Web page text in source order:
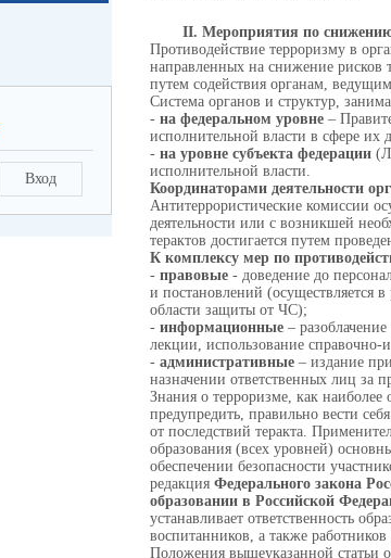
II. Мероприятия по
Противодействие терроризму в
направленных на снижение рисков
путем содействия органам,
Система органов и структур,
- на федеральном уровне –
исполнительной власти в сфере их
- на уровне субъекта федерации
исполнительной власти.
Координаторами деятельности
Антитеррористические комиссии
деятельности или с возникшей
терактов достигается путем
К комплексу мер по
- правовые - доведение до
и постановлений (осуществляется
области защиты от ЧС);
- информационные –
лекции, использование
- административные – издание
назначении ответственных лиц за
Знания о терроризме, как
предупредить, правильно вести
от последствий теракта.
образования (всех уровней)
обеспечении безопасности
редакция Федерального закона
образовании в Российской
устанавливает ответственность
воспитанников, а также
Положения вышеуказанной статьи
Вход